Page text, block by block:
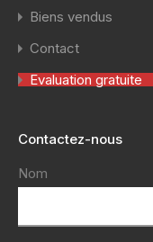
Biens vendus
Contact
Evaluation gratuite
Contactez-nous
Nom